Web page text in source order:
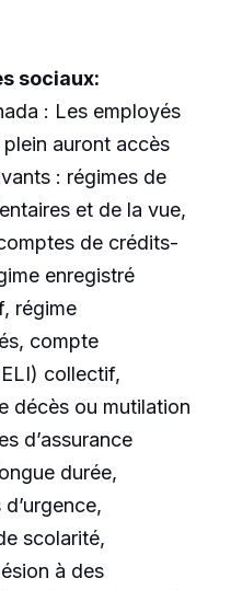
sociaux:
: Les employés
auront accès
: régimes de
et de la vue,
de crédits-
enregistré
régime
compte
collectif,
décès ou mutilation
d’assurance
durée,
scolarité,
à des